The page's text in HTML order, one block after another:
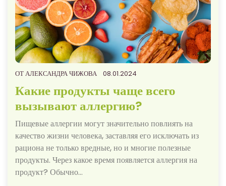
ОТАЛЕКСАНДРА ЧИЖОВА 08.01.2024
Какие продукты чаще всего
вызывают аллергию?
Пищевые аллергии могут значительно повлиять на
качество жизни человека, заставляя его исключать из
рациона не только вредные, но и многие полезные
продукты. Через какое время появляется аллергия на
продукт? Обычно…